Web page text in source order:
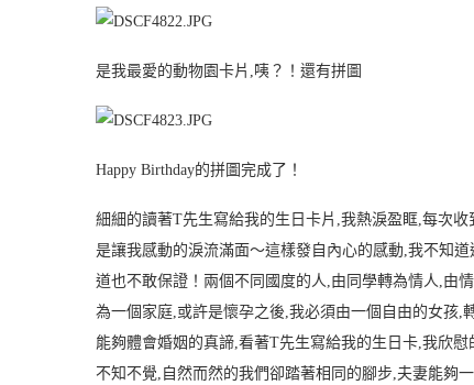
是我最愛的動物園卡片,咦？！還有拼圖
Happy Birthday的拼圖完成了！
細細的讀著T先生寫給我的生日卡片,我熱淚盈眶,每次
是讓我感動的淚流滿面～這樣發自內心的感動,我不知
道也不敢保證！兩個不同國度的人,由同學轉為情人,由
為一個家庭,或許是懷孕之後,我必須由一個自由的女孩
能夠體會婚姻的真諦,看著T先生寫給我的生日卡,我欣
不知不覺,自然而然的我們卻踏著相同的腳步,夫妻能夠